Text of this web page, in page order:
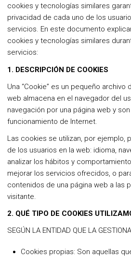
cookies y tecnologías similares
privacidad de cada uno de los
servicios. En este documento
cookies y tecnologías similares
servicios:
1. DESCRIPCIÓN DE COOKIES
Una “Cookie” es un pequeño archivo
web almacena en el navegador del
navegación por una página web y
funcionamiento de Internet.
Las cookies se utilizan, por ejemplo,
de los usuarios en la web: idioma,
analizar los hábitos y
mejorar los servicios ofrecidos, o
contenidos de una página web a las
visitante.
2. QUÉ TIPO DE COOKIES
SEGÚN LA ENTIDAD QUE LA GESTIONA
Cookies propias: Son aquellas